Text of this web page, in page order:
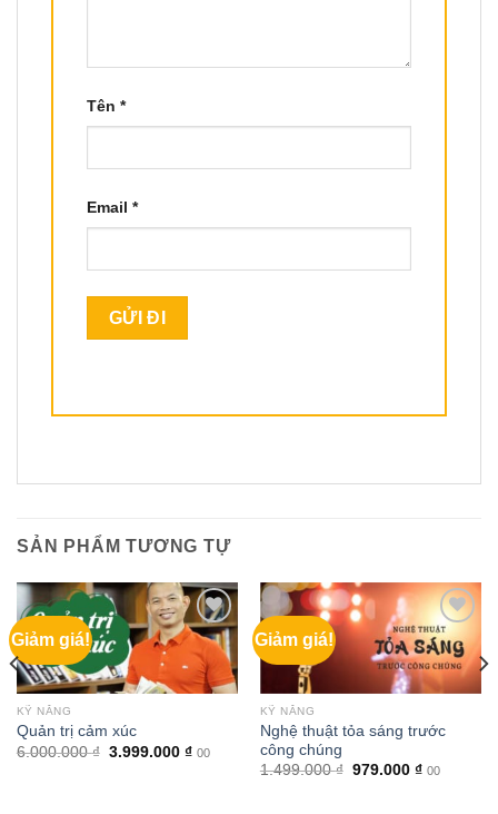
Tên *
Email *
SẢN PHẨM TƯƠNG TỰ
Giảm giá!
KỸ NĂNG
Quản trị cảm xúc
6.000.000₫ Giá
3.999.000 ₫Giá
00
Giảm giá!
KỸ NĂNG
Nghệ thuật tỏa sáng trước
công chúng
1.499.000₫ Giá
979.000 ₫Giá
00